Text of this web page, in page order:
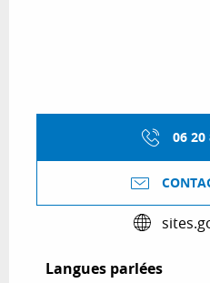
06 20
Langues parlées
Langues parlées